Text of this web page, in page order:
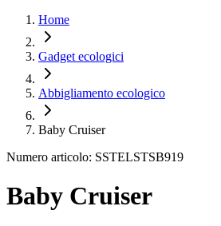
Home
Gadget ecologici
Abbigliamento ecologico
Baby Cruiser
Numero articolo: SSTELSTSB919
Baby Cruiser